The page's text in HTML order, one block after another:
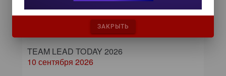
III Международный технологический конгресс
TEAM LEAD TODAY 2026
10 сентября 2026
ЗАКРЫТЬ